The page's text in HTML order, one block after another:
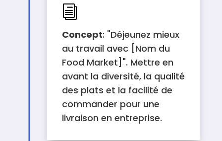
i
Concept: "Déjeunez mieux
au travail avec [Nom du
Food Market]". Mettre en
avant la diversité, la qualité
des plats et la facilité de
commander pour une
livraison en entreprise.